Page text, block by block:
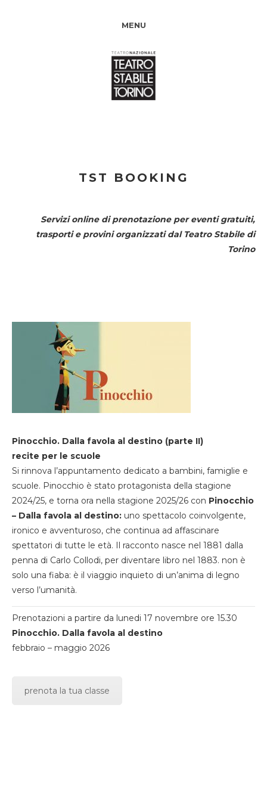
MENU
TST BOOKING
Servizi online di prenotazione per eventi gratuiti,
trasporti e provini organizzati dal Teatro Stabile di
Torino
Pinocchio. Dalla favola al destino (parte II)
recite per le scuole
Si rinnova l’appuntamento dedicato a bambini, famiglie e
scuole. Pinocchio è stato protagonista della stagione
2024/25, e torna ora nella stagione 2025/26 con Pinocchio
– Dalla favola al destino: uno spettacolo coinvolgente,
ironico e avventuroso, che continua ad affascinare
spettatori di tutte le età. Il racconto nasce nel 1881 dalla
penna di Carlo Collodi, per diventare libro nel 1883. non è
solo una fiaba: è il viaggio inquieto di un’anima di legno
verso l’umanità.
Prenotazioni a partire da lunedi 17 novembre ore 15.30
Pinocchio. Dalla favola al destino
febbraio – maggio 2026
prenota la tua classe